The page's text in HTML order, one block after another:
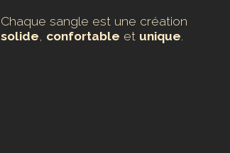
Chaque sangle est une création
solide, confortable et unique.